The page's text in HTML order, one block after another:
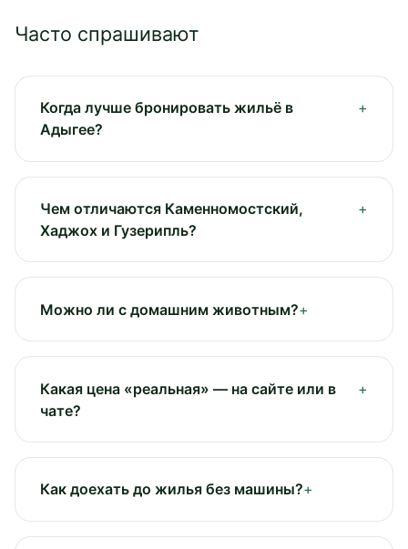
Часто спрашивают
Когда лучше бронировать жильё в
Адыгее?
Чем отличаются Каменномостский,
Хаджох и Гузерипль?
Можно ли с домашним животным?
Какая цена «реальная» — на сайте или в
чате?
Как доехать до жилья без машины?